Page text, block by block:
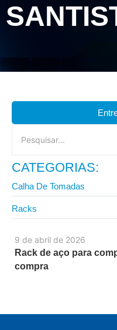
9 de abril de 2026
Rack de aço para
compra
CATEGORIAS:
Calha De Tomadas
Racks